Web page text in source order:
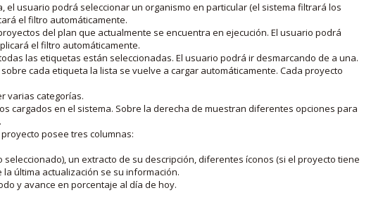
usuario podrá seleccionar un organismo en particular (el sistema filtrará los
el filtro automáticamente.
del plan que actualmente se encuentra en ejecución. El usuario podrá
el filtro automáticamente.
las etiquetas están seleccionadas. El usuario podrá ir desmarcando de a una.
cada etiqueta la lista se vuelve a cargar automáticamente. Cada proyecto
varias categorías.
cargados en el sistema. Sobre la derecha de muestran diferentes opciones para
posee tres columnas:
un extracto de su descripción, diferentes íconos (si el proyecto tiene
última actualización se su información.
y avance en porcentaje al día de hoy.